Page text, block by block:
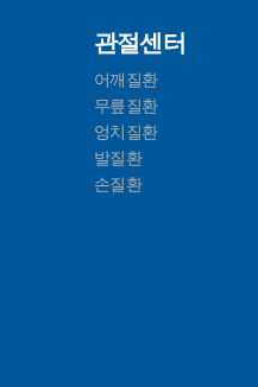
관절센터
어깨질환
무릎질환
엉치질환
발질환
손질환